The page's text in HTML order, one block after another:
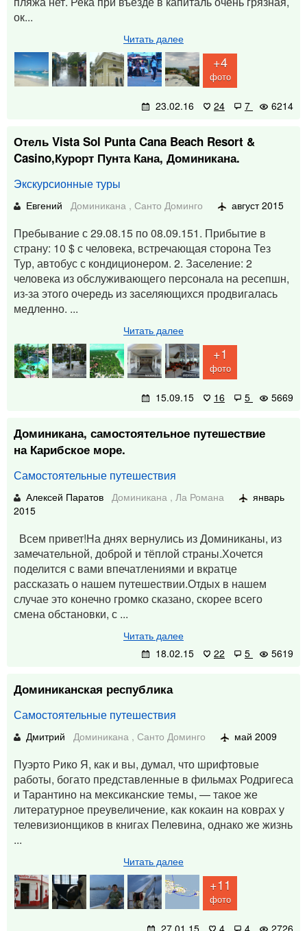
ок...
Читать далее
+4
фото
23.02.16 24 7 6214
Отель Vista Sol Punta Cana Beach Resort &
Casino,Курорт Пунта Кана, Доминикана.
Экскурсионные туры
Евгений Доминикана , Санто Доминго август 2015
Пребывание с 29.08.15 по 08.09.151. Прибытие в
страну: 10 $ с человека, встречающая сторона Тез
Тур, автобус с кондиционером. 2. Заселение: 2
человека из обслуживающего персонала на ресепшн,
из-за этого очередь из заселяющихся продвигалась
медленно. ...
Читать далее
+1
фото
15.09.15 16 5 5669
Доминикана, самостоятельное путешествие
на Карибское море.
Самостоятельные путешествия
Алексей Паратов Доминикана , Ла Романа
январь
2015
Всем привет!На днях вернулись из Доминиканы, из
замечательной, доброй и тёплой страны.Хочется
поделится с вами впечатлениями и вкратце
рассказать о нашем путешествии.Отдых в нашем
случае это конечно громко сказано, скорее всего
смена обстановки, с ...
Читать далее
18.02.15
22 5 5619
Доминиканская республика
Самостоятельные путешествия
Дмитрий Доминикана , Санто Доминго май 2009
Пуэрто Рико Я, как и вы, думал, что шрифтовые
работы, богато представленные в фильмах Родригеса
и Тарантино на мексиканские темы, — такое же
литературное преувеличение, как кокаин на коврах у
телевизионщиков в книгах Пелевина, однако же жизнь
...
Читать далее
+11
фото
27.01.15 4 4 2726